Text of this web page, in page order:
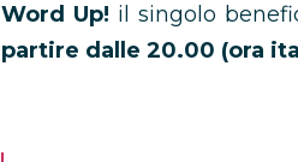
Word Up! il singolo
partire dalle 20.00 (ora